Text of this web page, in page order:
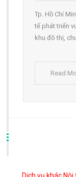
Tp. Hồ Chí
tế phát triển
khu đô thị,
Read